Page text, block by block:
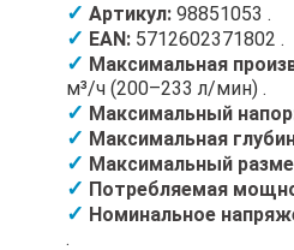
Артикул: 98851053 .
EAN: 5712602371802 .
Максимальная
м³/ч (200–233 л/мин) .
Максимальный
Максимальная
Максимальный
Потребляемая
Номинальное
.